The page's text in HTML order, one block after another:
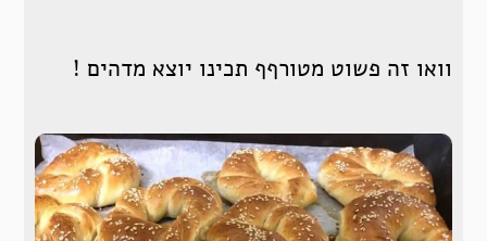
וואו זה פשוט מטורףף תכינו יוצא מדהים !